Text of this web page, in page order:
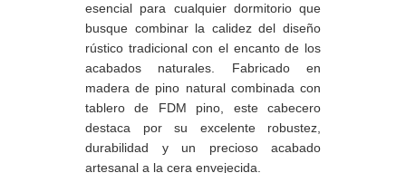
esencial para cualquier dormitorio que
busque combinar la calidez del diseño
rústico tradicional con el encanto de los
acabados naturales. Fabricado en
madera de pino natural combinada con
tablero de FDM pino, este cabecero
destaca por su excelente robustez,
durabilidad y un precioso acabado
artesanal a la cera envejecida.